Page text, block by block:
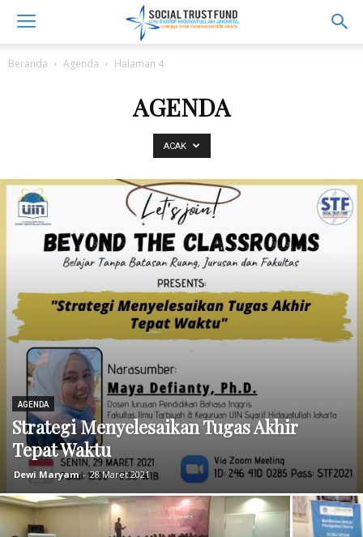
Beranda Agenda Halaman 4
AGENDA
ACAK
AGENDA
Strategi Menyelesaikan Tugas Akhir
Tepat Waktu
Dewi Maryam - 28 Maret 2021